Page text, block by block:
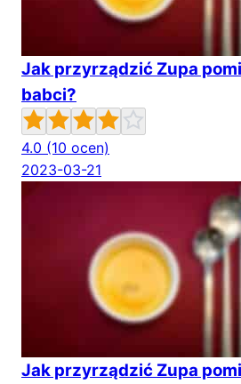
Jak przyrządzić Zupa
babci?
4.0 (10 ocen)
2023-03-21
Jak przyrządzić Zupa